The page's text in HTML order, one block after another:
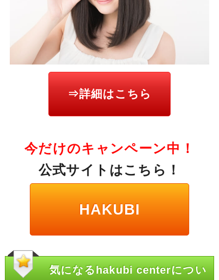
⇒詳細はこちら
今だけのキャンペーン中！
公式サイトはこちら！
HAKUBI
気になるhakubi centerについ